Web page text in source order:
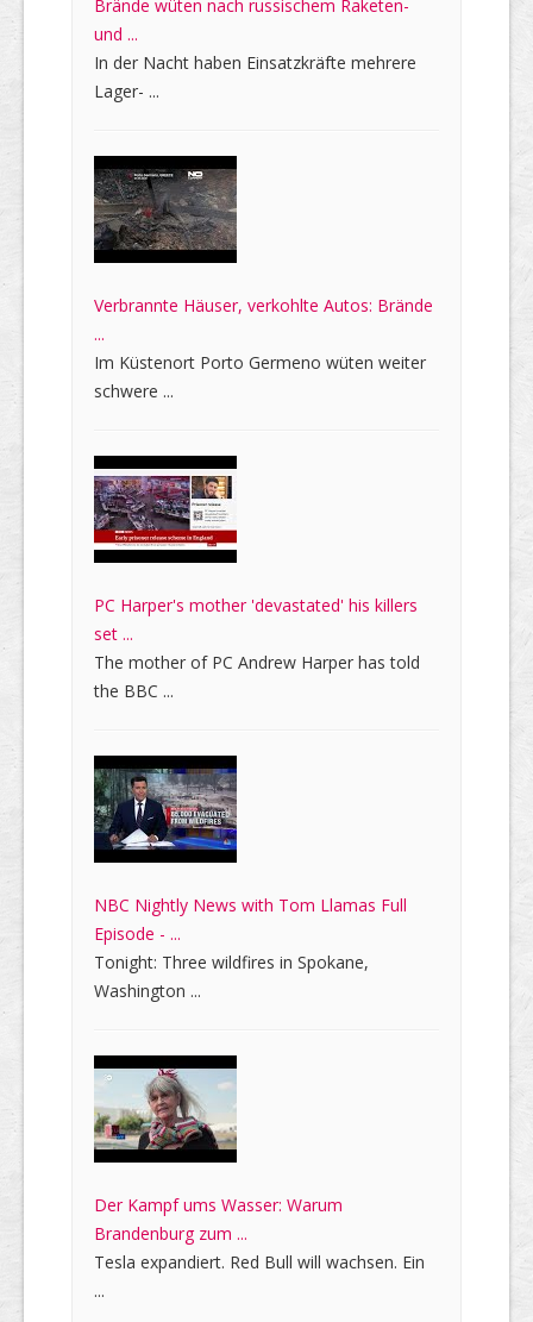
Brände wüten nach russischem Raketen-
und ...
In der Nacht haben Einsatzkräfte mehrere
Lager- ...
Verbrannte Häuser, verkohlte Autos: Brände
...
Im Küstenort Porto Germeno wüten weiter
schwere ...
PC Harper's mother 'devastated' his killers
set ...
The mother of PC Andrew Harper has told
the BBC ...
NBC Nightly News with Tom Llamas Full
Episode - ...
Tonight: Three wildfires in Spokane,
Washington ...
Der Kampf ums Wasser: Warum
Brandenburg zum ...
Tesla expandiert. Red Bull will wachsen. Ein
...